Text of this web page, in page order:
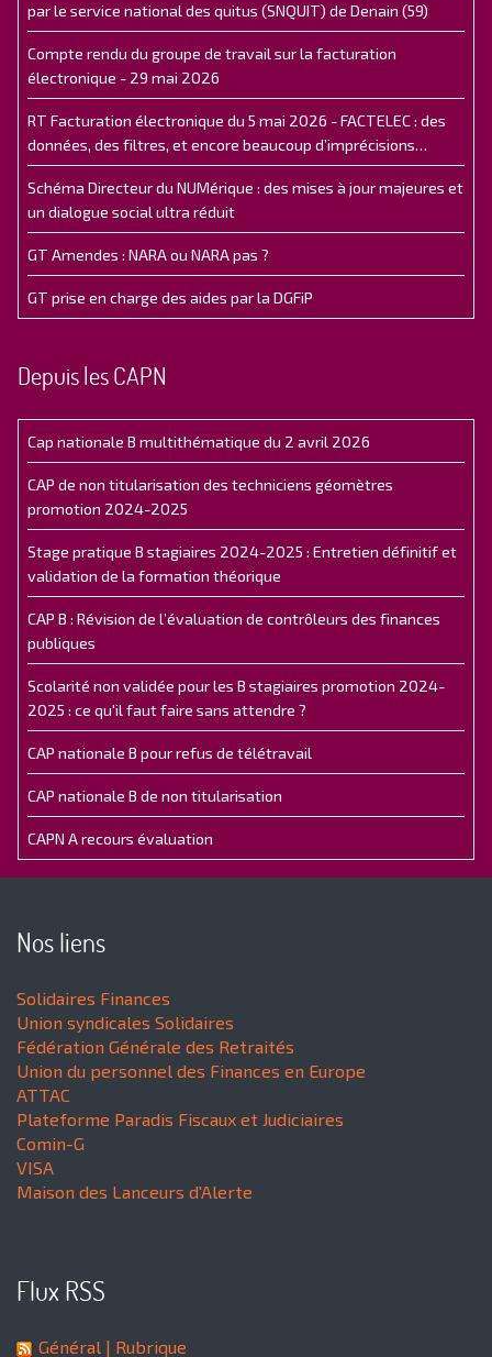
par le service national des quitus (SNQUIT) de Denain (59)
Compte rendu du groupe de travail sur la facturation
électronique - 29 mai 2026
RT Facturation électronique du 5 mai 2026 - FACTELEC : des
données, des filtres, et encore beaucoup d’imprécisions…
Schéma Directeur du NUMérique : des mises à jour majeures et
un dialogue social ultra réduit
GT Amendes : NARA ou NARA pas ?
GT prise en charge des aides par la DGFiP
Depuis les CAPN
Cap nationale B multithématique du 2 avril 2026
CAP de non titularisation des techniciens géomètres
promotion 2024-2025
Stage pratique B stagiaires 2024-2025 : Entretien définitif et
validation de la formation théorique
CAP B : Révision de l’évaluation de contrôleurs des finances
publiques
Scolarité non validée pour les B stagiaires promotion 2024-
2025 : ce qu'il faut faire sans attendre ?
CAP nationale B pour refus de télétravail
CAP nationale B de non titularisation
CAPN A recours évaluation
Nos liens
Solidaires Finances
Union syndicales Solidaires
Fédération Générale des Retraités
Union du personnel des Finances en Europe
ATTAC
Plateforme Paradis Fiscaux et Judiciaires
Comin-G
VISA
Maison des Lanceurs d'Alerte
Flux RSS
Général | Rubrique